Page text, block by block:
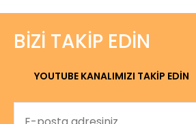
BIZI TAKIP EDIN
YOUTUBE KANALIMIZI TAKİP EDİN